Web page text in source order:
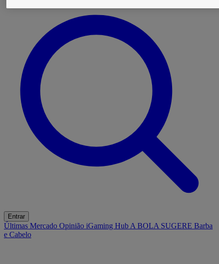
Entrar
Últimas Mercado Opinião iGaming Hub A BOLA SUGERE Barba
e Cabelo